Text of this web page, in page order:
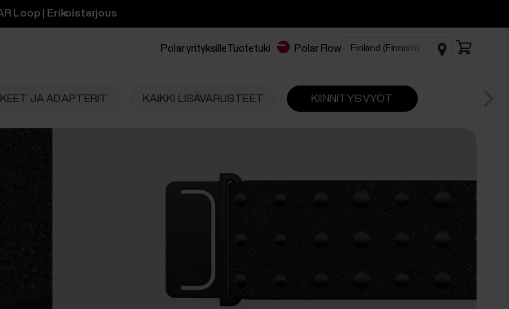
Loop | Erikoistarjous
Polar yrityksilleTuotetuki Polar Flow
JA ADAPTERIT KAIKKI LISÄVARUSTEET KIINNITYSVYÖT